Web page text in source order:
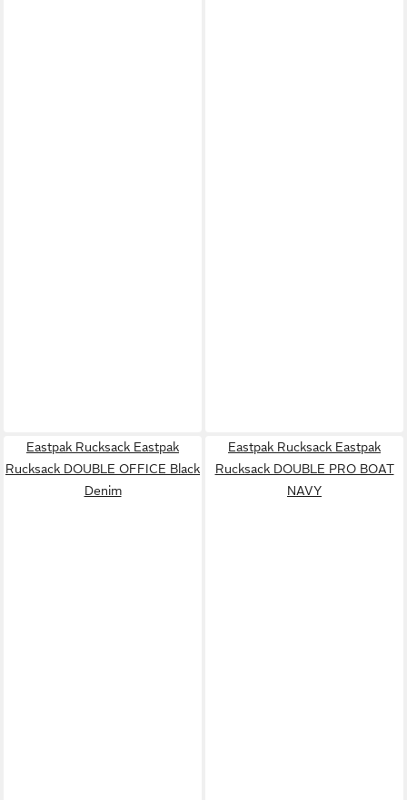
Eastpak Rucksack Eastpak
Rucksack DOUBLE OFFICE Black
Denim
Eastpak Rucksack Eastpak
Rucksack DOUBLE PRO BOAT
NAVY